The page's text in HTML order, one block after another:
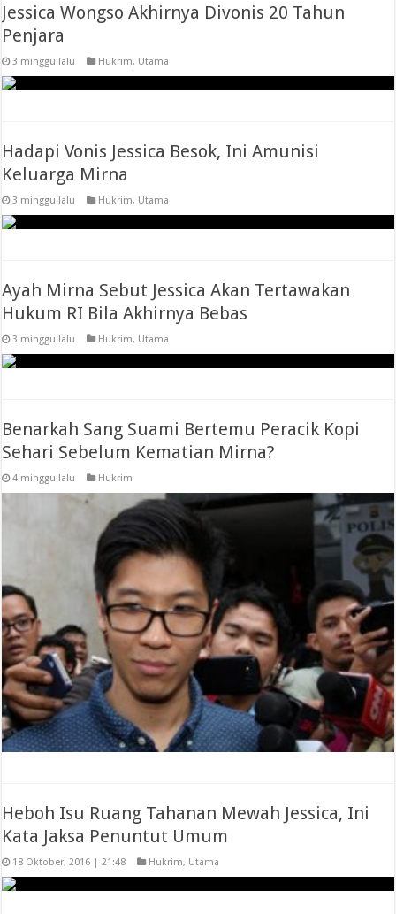
Jessica Wongso Akhirnya Divonis 20 Tahun
Penjara
3 minggu lalu Hukrim, Utama
Hadapi Vonis Jessica Besok, Ini Amunisi
Keluarga Mirna
3 minggu lalu Hukrim, Utama
Ayah Mirna Sebut Jessica Akan Tertawakan
Hukum RI Bila Akhirnya Bebas
3 minggu lalu Hukrim, Utama
Benarkah Sang Suami Bertemu Peracik Kopi
Sehari Sebelum Kematian Mirna?
4 minggu lalu Hukrim
Heboh Isu Ruang Tahanan Mewah Jessica, Ini
Kata Jaksa Penuntut Umum
18 Oktober, 2016 | 21:48 Hukrim, Utama